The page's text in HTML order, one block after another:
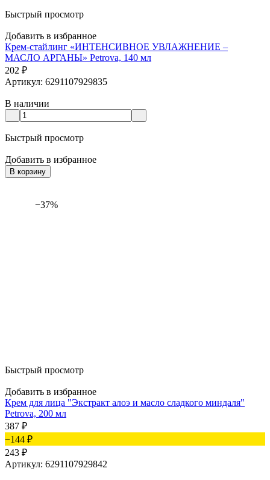
Быстрый просмотр
Добавить в избранное
Крем-стайлинг «ИНТЕНСИВНОЕ УВЛАЖНЕНИЕ –
МАСЛО АРГАНЫ» Petrova, 140 мл
202 ₽
Артикул: 6291107929835
В наличии
Быстрый просмотр
Добавить в избранное
В корзину
−37%
Быстрый просмотр
Добавить в избранное
Крем для лица "Экстракт алоэ и масло сладкого миндаля"
Petrova, 200 мл
387 ₽
−144 ₽
243 ₽
Артикул: 6291107929842